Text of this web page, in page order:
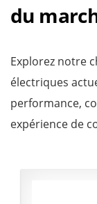
du
Explorez notre
électriques
performance,
expérience de